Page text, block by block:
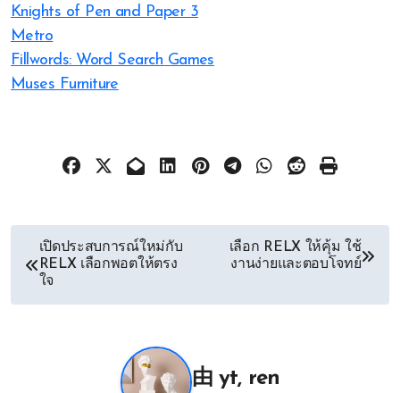
Knights of Pen and Paper 3
Metro
Fillwords: Word Search Games
Muses Furniture
เปิดประสบการณ์ใหม่กับ
RELX เลือกพอตให้ตรง
ใจ
เลือก RELX ให้คุ้ม ใช้
งานง่ายและตอบโจทย์
由yt, ren